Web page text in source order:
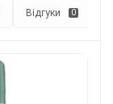
Відгуки 0